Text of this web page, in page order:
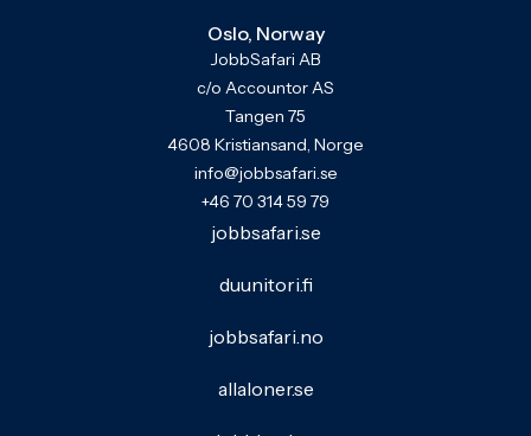
Oslo, Norway
JobbSafari AB
c/o Accountor AS
Tangen 75
4608 Kristiansand, Norge
info@jobbsafari.se
+46 70 314 59 79
jobbsafari.se
duunitori.fi
jobbsafari.no
allaloner.se